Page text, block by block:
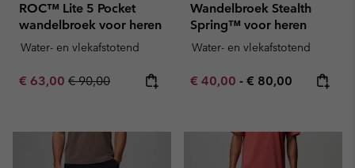
ROC™ Lite 5 Pocket
wandelbroek voor heren
Water- en vlekafstotend
Sale price:
€ 63,00 Regular price:
€ 90,00
Wandelbroek Stealth
Spring™ voor heren
Water- en vlekafstotend
Minimum sale price:
€ 40,00 - Maximum price:
€ 80,00